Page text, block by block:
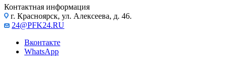
Контактная информация
г. Красноярск, ул. Алексеева, д. 46.
24@PFK24.RU
Вконтакте
WhatsApp